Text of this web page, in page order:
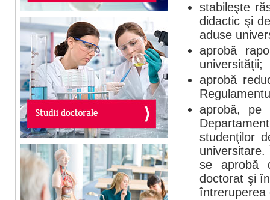
stabileşte
didactic şi
aduse
aprobă
universităţii;
aprobă
aprobă, pe
studenţilor
se aprobă
doctorat şi
întreruperea